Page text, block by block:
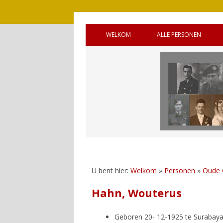
WELKOM ALLE PERSONEN
OUDE
OUDE GEMEENTE
SQUADRONS
UNTO GOD’
U bent hier: Welkom » Personen » Oude
Hahn, Wouterus
Geboren 20- 12-1925 te